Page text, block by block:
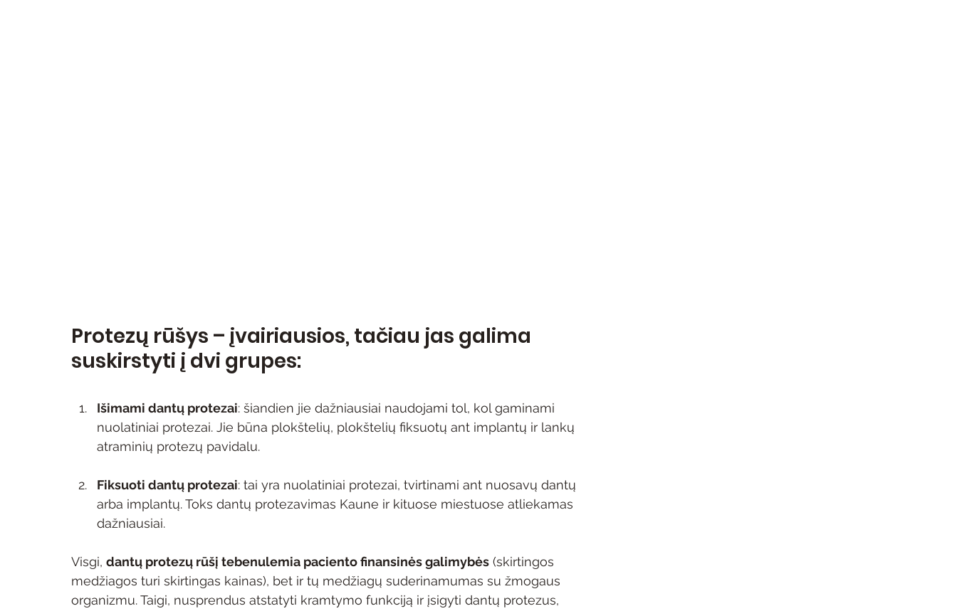
Protezų rūšys – įvairiausios, tačiau jas galima
suskirstyti į dvi grupes:
Išimami dantų protezai: šiandien jie dažniausiai naudojami tol, kol gaminami
nuolatiniai protezai. Jie būna plokštelių, plokštelių fiksuotų ant implantų ir lankų
atraminių protezų pavidalu.
Fiksuoti dantų protezai: tai yra nuolatiniai protezai, tvirtinami ant nuosavų dantų
arba implantų. Toks dantų protezavimas Kaune ir kituose miestuose atliekamas
dažniausiai.
Visgi, dantų protezų rūšį tebenulemia paciento finansinės galimybės (skirtingos
medžiagos turi skirtingas kainas), bet ir tų medžiagų suderinamumas su žmogaus
organizmu. Taigi, nusprendus atstatyti kramtymo funkciją ir įsigyti dantų protezus,